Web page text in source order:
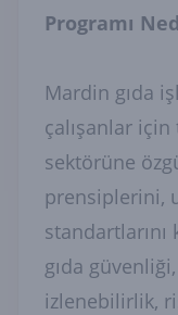
Programı
Mardin gıda
çalışanlar
sektörüne
prensiplerini,
standartlarını
gıda
izlenebilirlik,